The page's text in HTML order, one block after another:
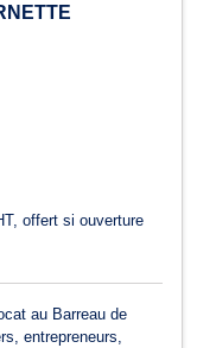
offert si ouverture
au Barreau de
entrepreneurs,